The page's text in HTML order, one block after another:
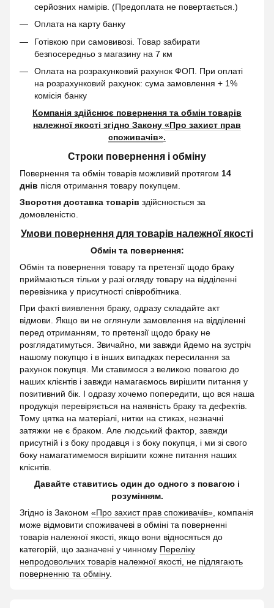
серйозних намірів. (Предоплата не повертається.)
Оплата на карту банку
Готівкою при самовивозі. Товар забирати
безпосередньо з магазину на 7 км
Оплата на розрахунковий рахунок ФОП. При оплаті
на розрахунковий рахунок: сума замовлення + 1%
комісія банку
Компанія здійснює повернення та обмін товарів
належної якості згідно Закону «Про захист прав
споживачів».
Строки повернення і обміну
Повернення та обмін товарів можливий протягом 14
днів після отримання товару покупцем.
Зворотня доставка товарів здійснюється за
домовленістю.
Умови повернення для товарів належної якості
Обмін та повернення:
Обмін та повернення товару та претензії щодо браку
приймаються тільки у разі огляду товару на відділенні
перевізника у присутності співробітника.
При факті виявлення браку, одразу складайте акт
відмови. Якщо ви не оглянули замовлення на відділенні
перед отриманням, то претензії щодо браку не
розглядатимуться. Звичайно, ми завжди йдемо на зустріч
нашому покупцю і в інших випадках пересилання за
рахунок покупця. Ми ставимося з великою повагою до
наших клієнтів і завжди намагаємось вирішити питання у
позитивний бік. І одразу хочемо попередити, що вся наша
продукція перевіряється на наявність браку та дефектів.
Тому цятка на матеріалі, нитки на стиках, незначні
затяжки не є браком. Але людський фактор, завжди
присутній і з боку продавця і з боку покупця, і ми зі свого
боку намагатимемося вирішити кожне питання наших
клієнтів.
Давайте ставитись один до одного з повагою і
розумінням.
Згідно із Законом «Про захист прав споживачів» , компанія
може відмовити споживачеві в обміні та поверненні
товарів належної якості, якщо вони відносяться до
категорій, що зазначені у чинному Переліку
непродовольчих товарів належної якості, не підлягають
поверненню та обміну.